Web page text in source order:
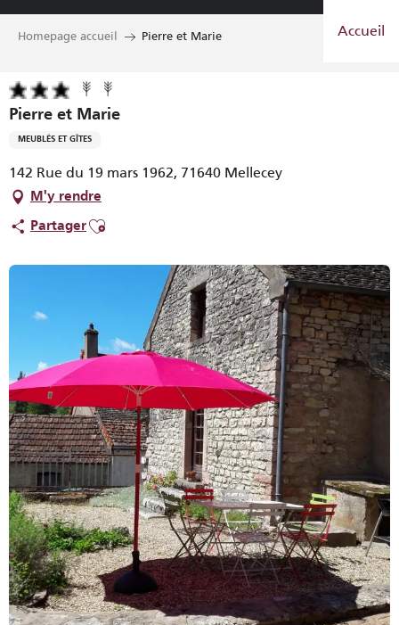
Aller
Accueil
Homepage accueil Pierre et Marie
Pierre et Marie
MEUBLÉS ET GÎTES
142 Rue du 19 mars 1962, 71640 Mellecey
M'y rendre
PartagerAjouter aux favoris